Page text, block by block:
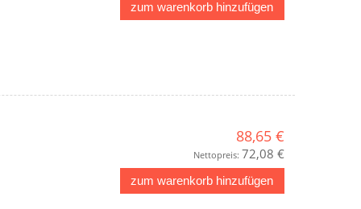
zum warenkorb hinzufügen
88,65 €
Nettopreis: 72,08 €
zum warenkorb hinzufügen